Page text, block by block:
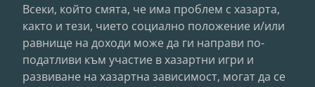
Всеки, който смята, че има проблем с хазарта,
както и тези, чието социално положение и/или
равнище на доходи може да ги направи по-
податливи към участие в хазартни игри и
развиване на хазартна зависимост, могат да се